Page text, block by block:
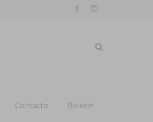
Contacto Boletín